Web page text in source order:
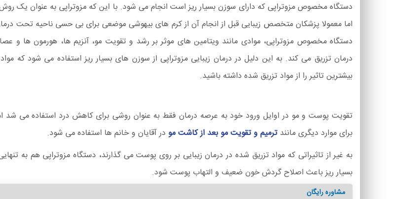
دستگاه مخصوص مزوتراپی که دارای سوزن بسیار ریز است انجام می شود. با این که مزوتراپی به عنوان یک
اما معمولا پزشکان متخصص زیبایی قبل از انجام آن از کرم های بیهوشی موضعی برای بی حسی ناحیه تحت
دستگاه مخصوص مزوتراپی، موادی مانند ویتامین های موثر بر رشد و تقویت مو، آنزیم ها، هورمون ها
درمان تزریق می کند. به این دلیل در درمان زیبایی مزوتراپی از سوزن های بسیار ریز استفاده می شود که
بیشترین تاثیر را از مواد تزریق شده داشته باشید.
تقویت پوست و مو در اوایل ورود خود به عرصه درمان فقط به عنوان روشی برای کاهش درد استفاده می شد
برای موارد دیگری مانند ترمیم و تقویت مو بعد از کاشت مو در آقایان و خانم ها استفاده می شود.
به غیر از تاثیراتی که مواد تزریق شده در درمان زیبایی بر روی پوست می گذارند، دستگاه مزوتراپی هم
بسیار ریز باعث اصلاح گردش خون ضعیف و التهاب پوست شود.
مشاوره رایگان